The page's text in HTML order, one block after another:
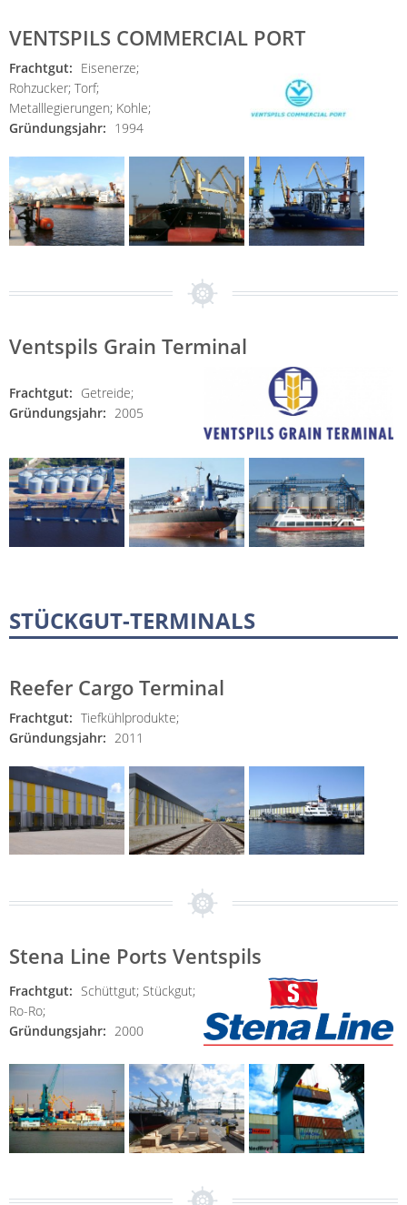
VENTSPILS COMMERCIAL PORT
Frachtgut: Eisenerze;
Rohzucker; Torf;
Metalllegierungen; Kohle;
Gründungsjahr: 1994
Ventspils Grain Terminal
Frachtgut: Getreide;
Gründungsjahr: 2005
STÜCKGUT-TERMINALS
Reefer Cargo Terminal
Frachtgut: Tiefkühlprodukte;
Gründungsjahr: 2011
Stena Line Ports Ventspils
Frachtgut: Schüttgut; Stückgut;
Ro-Ro;
Gründungsjahr: 2000